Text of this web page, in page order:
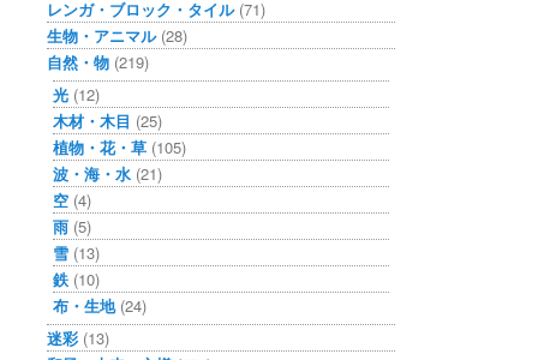
レンガ・ブロック・タイル(71)
生物・アニマル(28)
自然・物 (219)
光 (12)
木材・木目 (25)
植物・花・草 (105)
波・海・水 (21)
空 (4)
雨 (5)
雪 (13)
鉄 (10)
布・生地(24)
迷彩 (13)